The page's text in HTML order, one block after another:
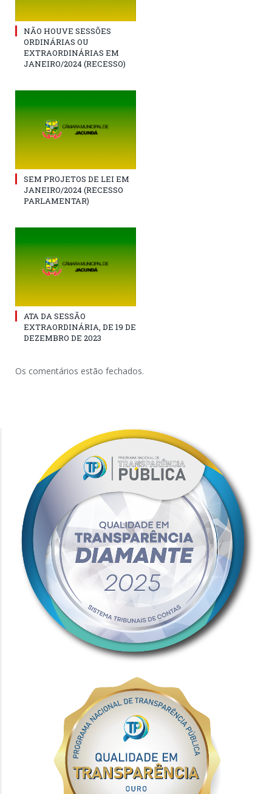
NÃO HOUVE SESSÕES
ORDINÁRIAS OU
EXTRAORDINÁRIAS EM
JANEIRO/2024 (RECESSO)
SEM PROJETOS DE LEI EM
JANEIRO/2024 (RECESSO
PARLAMENTAR)
ATA DA SESSÃO
EXTRAORDINÁRIA, DE 19 DE
DEZEMBRO DE 2023
Os comentários estão fechados.